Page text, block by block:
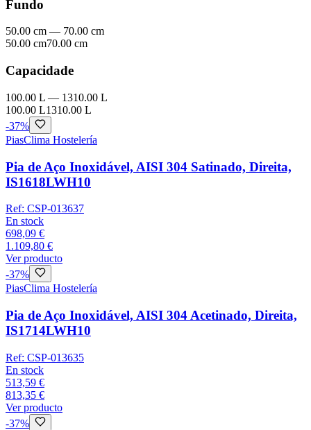
Fundo
50.00 cm — 70.00 cm
50.00 cm70.00 cm
Capacidade
100.00 L — 1310.00 L
100.00 L1310.00 L
-37%
PiasClima Hostelería
Pia de Aço Inoxidável, AISI 304 Satinado, Direita,
IS1618LWH10
Ref: CSP-013637
En stock
698,09 €
1.109,80 €
Ver producto
-37%
PiasClima Hostelería
Pia de Aço Inoxidável, AISI 304 Acetinado, Direita,
IS1714LWH10
Ref: CSP-013635
En stock
513,59 €
813,35 €
Ver producto
-37%